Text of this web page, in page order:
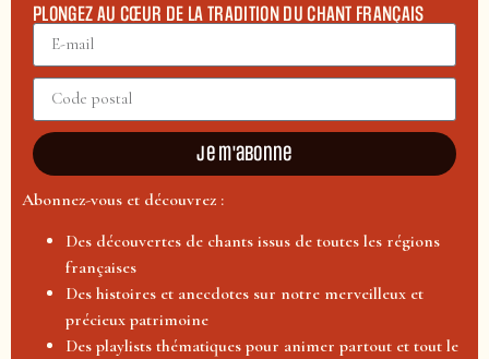
PLONGEZ AU CŒUR DE LA TRADITION DU CHANT FRANÇAIS
Je m'abonne
Abonnez-vous et découvrez :
Des découvertes de chants issus de toutes les régions
françaises
Des histoires et anecdotes sur notre merveilleux et
précieux patrimoine
Des playlists thématiques pour animer partout et tout le